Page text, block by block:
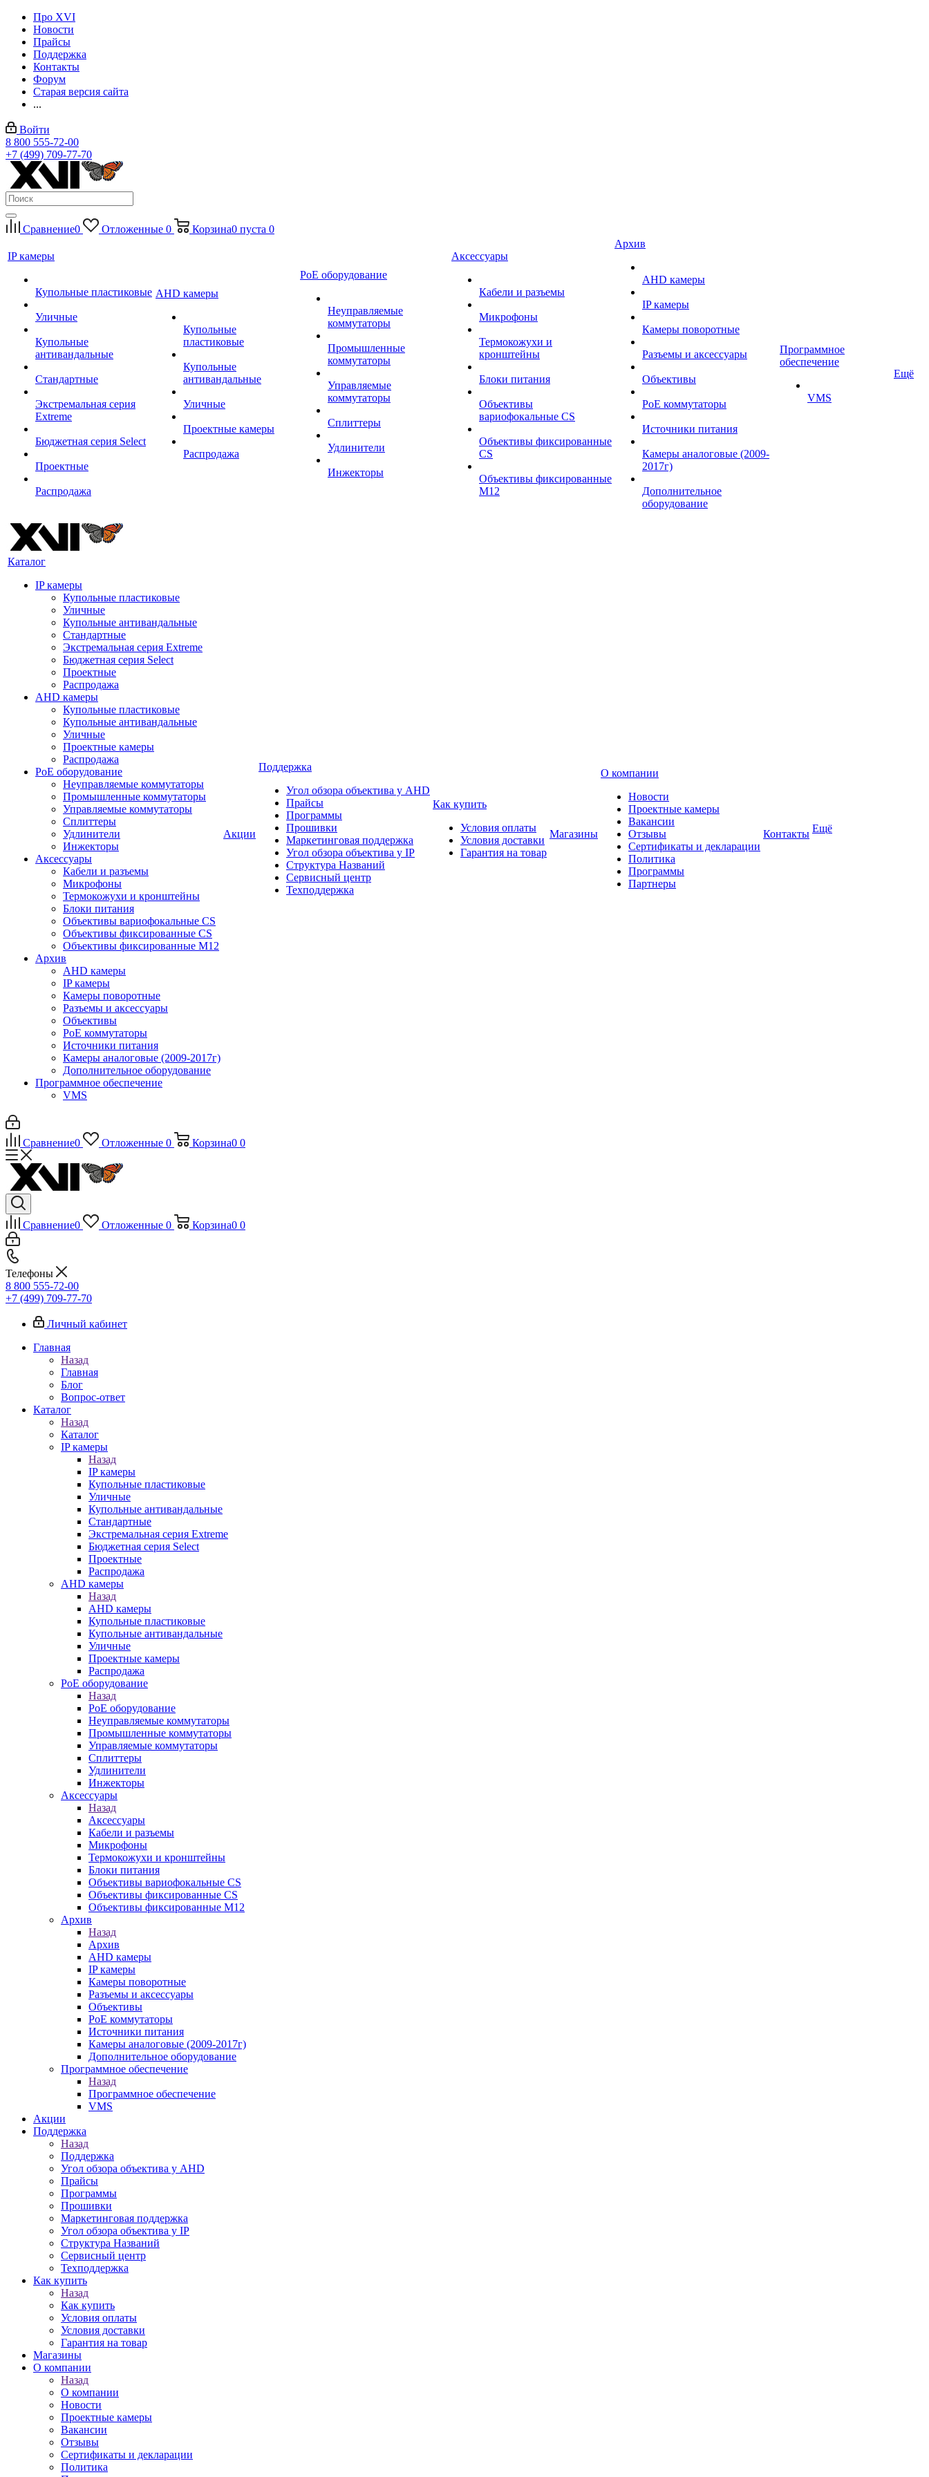
Про XVI
Новости
Прайсы
Поддержка
Контакты
Форум
Старая версия сайта
...
Войти
8 800 555-72-00
+7 (499) 709-77-70
Сравнение0 Отложенные 0 Корзина0 пуста 0
IP камеры
Купольные пластиковые
Уличные
Купольные
антивандальные
Стандартные
Экстремальная серия
Extreme
Бюджетная серия Select
Проектные
Распродажа
AHD камеры
Купольные
пластиковые
Купольные
антивандальные
Уличные
Проектные камеры
Распродажа
PoE оборудование
Неуправляемые
коммутаторы
Промышленные
коммутаторы
Управляемые
коммутаторы
Сплиттеры
Удлинители
Инжекторы
Аксессуары
Кабели и разъемы
Микрофоны
Термокожухи и
кронштейны
Блоки питания
Объективы
вариофокальные CS
Объективы фиксированные
CS
Объективы фиксированные
М12
Архив
AHD камеры
IP камеры
Камеры поворотные
Разъемы и аксессуары
Объективы
PoE коммутаторы
Источники питания
Камеры аналоговые (2009-
2017г)
Дополнительное
оборудование
Программное
обеспечение
VMS
Ещё
Каталог
IP камеры
Купольные пластиковые
Уличные
Купольные антивандальные
Стандартные
Экстремальная серия Extreme
Бюджетная серия Select
Проектные
Распродажа
AHD камеры
Купольные пластиковые
Купольные антивандальные
Уличные
Проектные камеры
Распродажа
PoE оборудование
Неуправляемые коммутаторы
Промышленные коммутаторы
Управляемые коммутаторы
Сплиттеры
Удлинители
Инжекторы
Аксессуары
Кабели и разъемы
Микрофоны
Термокожухи и кронштейны
Блоки питания
Объективы вариофокальные CS
Объективы фиксированные CS
Объективы фиксированные М12
Архив
AHD камеры
IP камеры
Камеры поворотные
Разъемы и аксессуары
Объективы
PoE коммутаторы
Источники питания
Камеры аналоговые (2009-2017г)
Дополнительное оборудование
Программное обеспечение
VMS
Акции
Поддержка
Угол обзора объектива у AHD
Прайсы
Программы
Прошивки
Маркетинговая поддержка
Угол обзора объектива у IP
Структура Названий
Сервисный центр
Техподдержка
Как купить
Условия оплаты
Условия доставки
Гарантия на товар
Магазины
О компании
Новости
Проектные камеры
Вакансии
Отзывы
Сертификаты и декларации
Политика
Программы
Партнеры
Контакты Ещё
Сравнение0 Отложенные 0 Корзина0 0
Сравнение0 Отложенные 0 Корзина0 0
Телефоны
8 800 555-72-00
+7 (499) 709-77-70
Личный кабинет
Главная
Назад
Главная
Блог
Вопрос-ответ
Каталог
Назад
Каталог
IP камеры
Назад
IP камеры
Купольные пластиковые
Уличные
Купольные антивандальные
Стандартные
Экстремальная серия Extreme
Бюджетная серия Select
Проектные
Распродажа
AHD камеры
Назад
AHD камеры
Купольные пластиковые
Купольные антивандальные
Уличные
Проектные камеры
Распродажа
PoE оборудование
Назад
PoE оборудование
Неуправляемые коммутаторы
Промышленные коммутаторы
Управляемые коммутаторы
Сплиттеры
Удлинители
Инжекторы
Аксессуары
Назад
Аксессуары
Кабели и разъемы
Микрофоны
Термокожухи и кронштейны
Блоки питания
Объективы вариофокальные CS
Объективы фиксированные CS
Объективы фиксированные М12
Архив
Назад
Архив
AHD камеры
IP камеры
Камеры поворотные
Разъемы и аксессуары
Объективы
PoE коммутаторы
Источники питания
Камеры аналоговые (2009-2017г)
Дополнительное оборудование
Программное обеспечение
Назад
Программное обеспечение
VMS
Акции
Поддержка
Назад
Поддержка
Угол обзора объектива у AHD
Прайсы
Программы
Прошивки
Маркетинговая поддержка
Угол обзора объектива у IP
Структура Названий
Сервисный центр
Техподдержка
Как купить
Назад
Как купить
Условия оплаты
Условия доставки
Гарантия на товар
Магазины
О компании
Назад
О компании
Новости
Проектные камеры
Вакансии
Отзывы
Сертификаты и декларации
Политика